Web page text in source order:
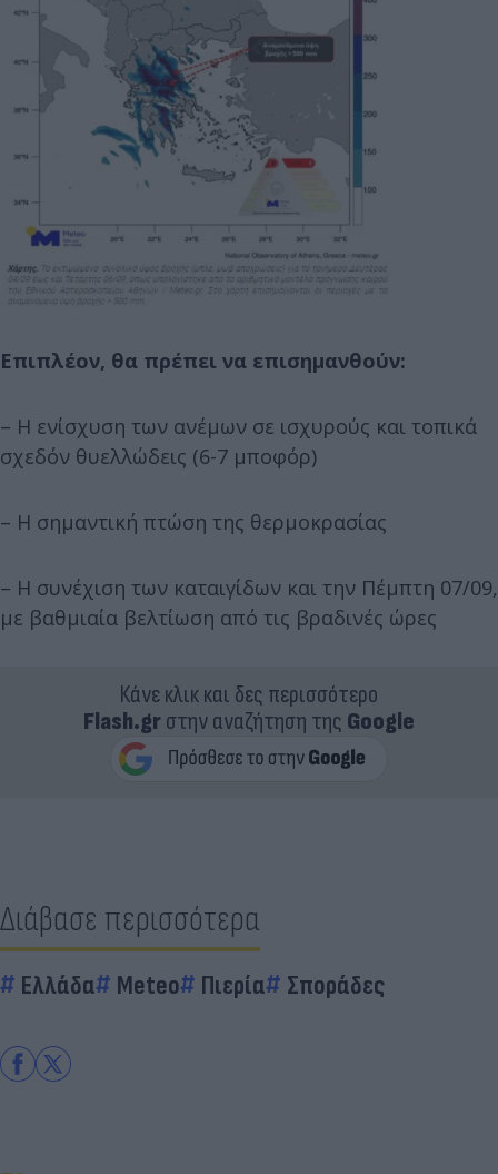
Επιπλέον, θα πρέπει να επισημανθούν:
– Η ενίσχυση των ανέμων σε ισχυρούς και τοπικά
σχεδόν θυελλώδεις (6-7 μποφόρ)
– Η σημαντική πτώση της θερμοκρασίας
– Η συνέχιση των καταιγίδων και την Πέμπτη 07/09,
με βαθμιαία βελτίωση από τις βραδινές ώρες
Κάνε κλικ και δες περισσότερο
Flash.grστην αναζήτηση της Google
Διάβασε περισσότερα
Ελλάδα Meteo Πιερία Σποράδες